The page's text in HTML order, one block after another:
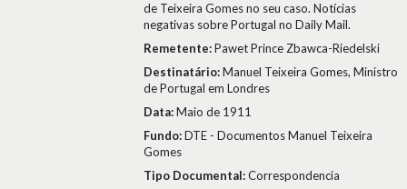
de Teixeira Gomes no seu caso. Notícias
negativas sobre Portugal no Daily Mail.
Remetente:Pawet Prince Zbawca-Riedelski
Destinatário:Manuel Teixeira Gomes, Ministro
de Portugal em Londres
Data:Maio de 1911
Fundo:DTE - Documentos Manuel Teixeira
Gomes
Tipo Documental:Correspondencia